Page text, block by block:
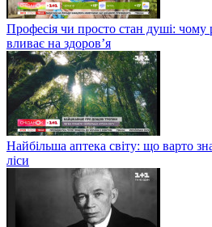
Професія чи просто стан душі:
вливає на здоров’я
Найбільша аптека світу: що варто
ліси